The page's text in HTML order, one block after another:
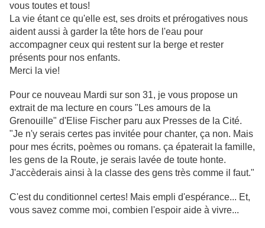
vous toutes et tous!
La vie étant ce qu'elle est, ses droits et prérogatives nous
aident aussi à garder la tête hors de l'eau pour
accompagner ceux qui restent sur la berge et rester
présents pour nos enfants.
Merci la vie!
Pour ce nouveau Mardi sur son 31, je vous propose un
extrait de ma lecture en cours "Les amours de la
Grenouille" d'Elise Fischer paru aux Presses de la Cité.
"Je n'y serais certes pas invitée pour chanter, ça non. Mais
pour mes écrits, poèmes ou romans. ça épaterait la famille,
les gens de la Route, je serais lavée de toute honte.
J'accèderais ainsi à la classe des gens très comme il faut."
C'est du conditionnel certes! Mais empli d'espérance... Et,
vous savez comme moi, combien l'espoir aide à vivre...